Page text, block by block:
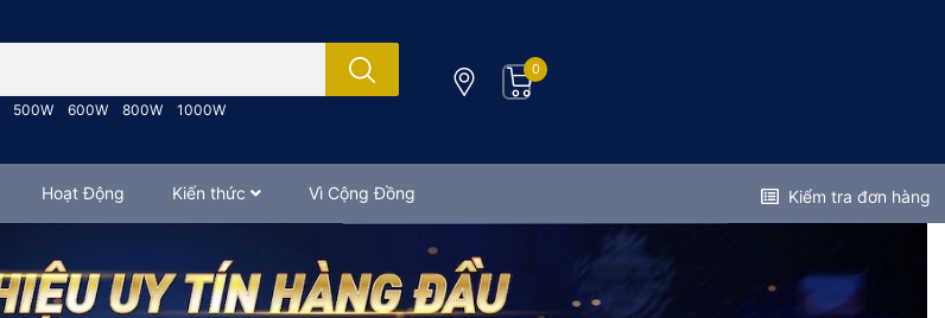
500W 600W 800W 1000W
0
Hoạt Động Kiến thức Vì Cộng Đồng Kiểm tra đơn hàng